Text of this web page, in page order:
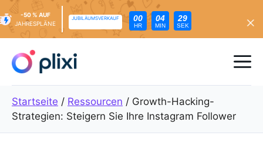
Inhalt
springen
-50 % AUF
JAHRESPLÄNE
JUBILÄUMSVERKAUF 00
HR
04
MIN
28
SEK
Startseite / Ressourcen / Growth-Hacking-
Strategien: Steigern Sie Ihre Instagram Follower